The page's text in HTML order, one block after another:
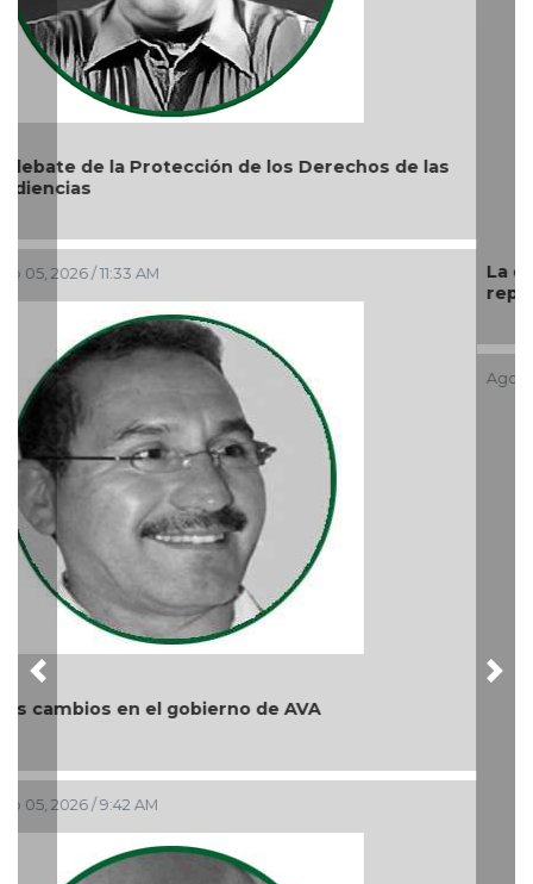
La devoción protege la doctrina y nos lleva a no
reprimir el amor a Dios
Ago 04, 2026 / 9:32 AM
Y... Si sí ?
Ago 03, 2026 / 8:49 PM
Previous